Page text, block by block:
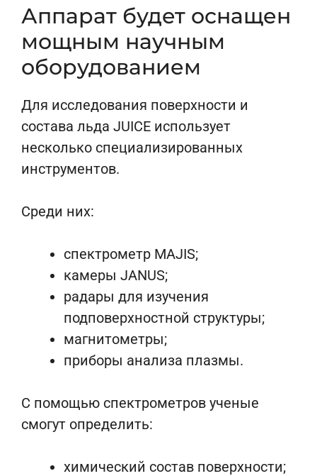
Аппарат будет оснащен
мощным научным
оборудованием
Для исследования поверхности и
состава льда JUICE использует
несколько специализированных
инструментов.
Среди них:
спектрометр MAJIS;
камеры JANUS;
радары для изучения
подповерхностной структуры;
магнитометры;
приборы анализа плазмы.
С помощью спектрометров ученые
смогут определить:
химический состав поверхности;